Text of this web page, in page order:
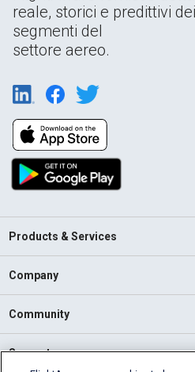
reale, storici e predittivi
segmenti del
settore aereo.
Products & Services
Company
Community
Support